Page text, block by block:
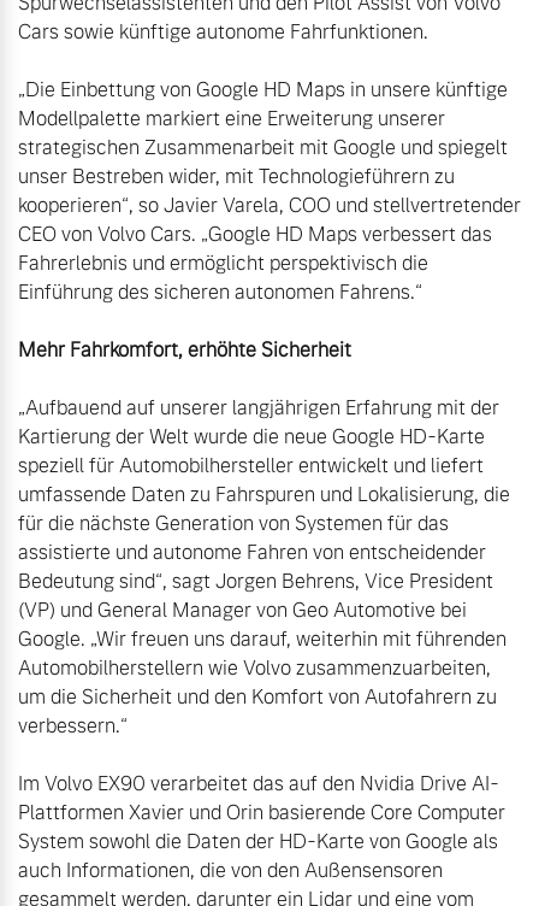
„Die Einbettung von Google HD Maps in unsere künftige
Modellpalette markiert eine Erweiterung unserer
strategischen Zusammenarbeit mit Google und spiegelt
unser Bestreben wider, mit Technologieführern zu
kooperieren“, so Javier Varela, COO und stellvertretender
CEO von Volvo Cars. „Google HD Maps verbessert das
Fahrerlebnis und ermöglicht perspektivisch die
Einführung des sicheren autonomen Fahrens.“
Mehr Fahrkomfort, erhöhte Sicherheit
„Aufbauend auf unserer langjährigen Erfahrung mit der
Kartierung der Welt wurde die neue Google HD-Karte
speziell für Automobilhersteller entwickelt und liefert
umfassende Daten zu Fahrspuren und Lokalisierung, die
für die nächste Generation von Systemen für das
assistierte und autonome Fahren von entscheidender
Bedeutung sind“, sagt Jorgen Behrens, Vice President
(VP) und General Manager von Geo Automotive bei
Google. „Wir freuen uns darauf, weiterhin mit führenden
Automobilherstellern wie Volvo zusammenzuarbeiten,
um die Sicherheit und den Komfort von Autofahrern zu
verbessern.“
Im Volvo EX90 verarbeitet das auf den Nvidia Drive AI-
Plattformen Xavier und Orin basierende Core Computer
System sowohl die Daten der HD-Karte von Google als
auch Informationen, die von den Außensensoren
gesammelt werden, darunter ein Lidar und eine vom